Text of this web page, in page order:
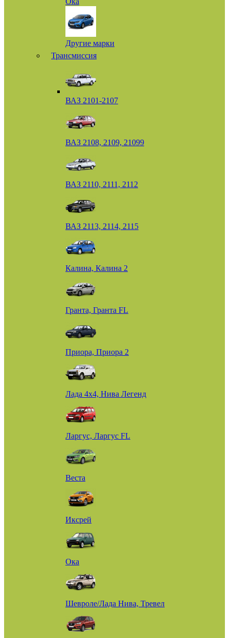
Другие марки
Трансмиссия
ВАЗ 2101-2107
ВАЗ 2108, 2109, 21099
ВАЗ 2110, 2111, 2112
ВАЗ 2113, 2114, 2115
Калина, Калина 2
Гранта, Гранта FL
Приора, Приора 2
Лада 4х4, Нива Легенд
Ларгус, Ларгус FL
Веста
Иксрей
Ока
Шевроле/Лада Нива, Тревел